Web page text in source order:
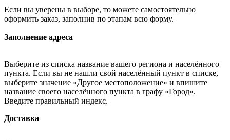
Если вы уверены в выборе, то можете самостоятельно
оформить заказ, заполнив по этапам всю форму.
Заполнение адреса
Выберите из списка название вашего региона и населённого
пункта. Если вы не нашли свой населённый пункт в списке,
выберите значение «Другое местоположение» и впишите
название своего населённого пункта в графу «Город».
Введите правильный индекс.
Доставка